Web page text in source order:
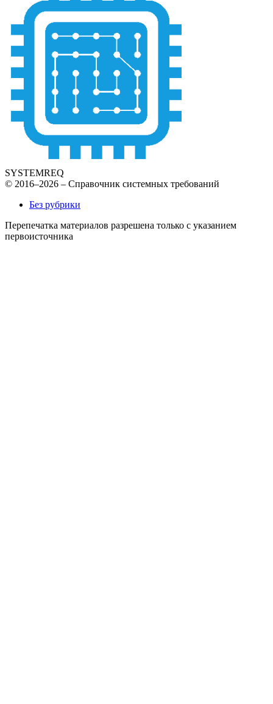
SYSTEMREQ
© 2016–2026 – Справочник системных требований
Без рубрики
Перепечатка материалов разрешена только с указанием
первоисточника